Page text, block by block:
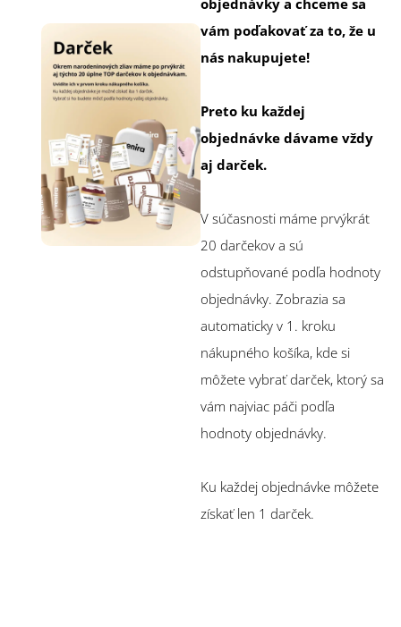
objednávky a chceme sa
vám poďakovať za to, že u
nás nakupujete!
Preto ku každej
objednávke dávame vždy
aj darček.
V súčasnosti máme prvýkrát
20 darčekov a sú
odstupňované podľa hodnoty
objednávky. Zobrazia sa
automaticky v 1. kroku
nákupného košíka, kde si
môžete vybrať darček, ktorý sa
vám najviac páči podľa
hodnoty objednávky.
Ku každej objednávke môžete
získať len 1 darček.